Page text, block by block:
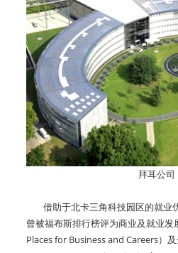
拜耳公司
借助于北卡三角科技园区的就业
曾被福布斯排行榜评为商业及就业
Places for Business and Careers）